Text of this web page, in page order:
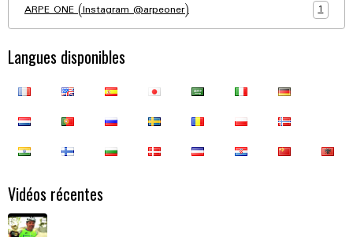
ARPE ONE (Instagram @arpeoner) 1
Langues disponibles
Vidéos récentes